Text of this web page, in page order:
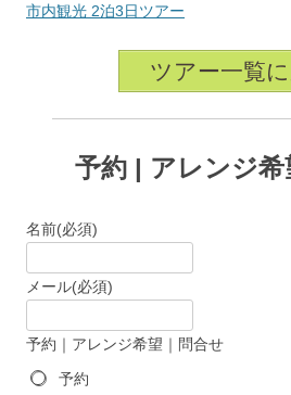
市内観光 2泊3日ツアー
ツアー一覧
予約 | アレンジ
名前(必須)
メール(必須)
予約｜アレンジ希望｜問合せ
予約